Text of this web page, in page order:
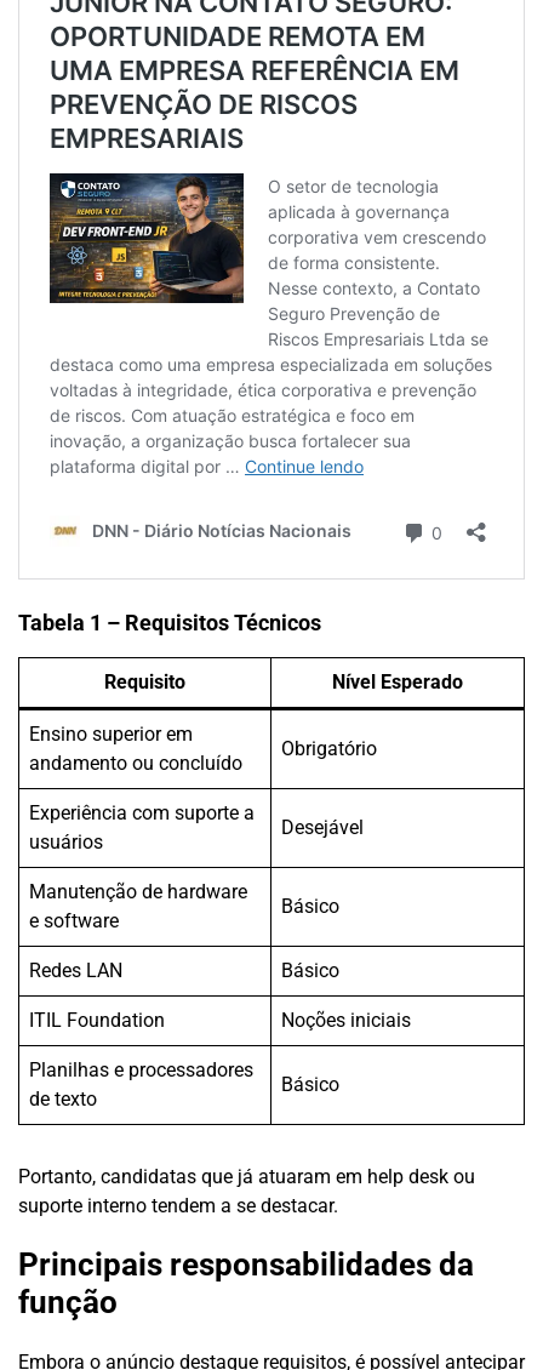
Tabela 1 – Requisitos Técnicos
Requisito Nível Esperado
Ensino superior em
andamento ou concluído
Obrigatório
Experiência com suporte a
usuários
Desejável
Manutenção de hardware
e software
Básico
Redes LAN Básico
ITIL Foundation Noções iniciais
Planilhas e processadores
de texto
Básico
Portanto, candidatas que já atuaram em help desk ou
suporte interno tendem a se destacar.
Principais responsabilidades da
função
Embora o anúncio destaque requisitos, é possível antecipar